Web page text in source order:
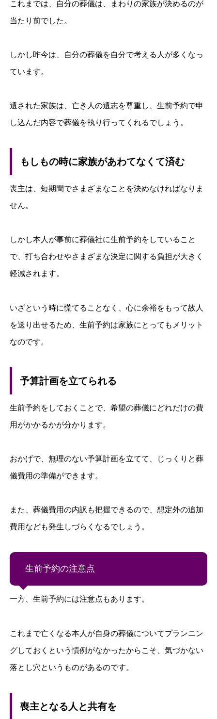
これまでは、自分の葬儀は、まわりの家族が決めるのが
当たり前でした。
しかし昨今は、自分の葬儀を自分で考える人が多くなっ
ています。
遺された家族は、亡き人の遺志を尊重し、生前予約で申
し込んだ内容で葬儀を執り行ってくれるでしょう。
もしもの時に家族があわてなくて済む
喪主は、短期間でさまざまなことを決めなければなりま
せん。
しかし本人が事前に葬儀社に生前予約をしていること
で、打ち合わせやさまざまな決定に関する負担が大きく
軽減されます。
いざという時に慌てることなく、心に余裕をもって故人
を送り出せるため、生前予約は家族にとってもメリット
なのです。
予算計画を立てられる
生前予約をしておくことで、希望の葬儀にどれだけの費
用がかかるかが分かります。
おかげで、無理のない予算計画を立てて、じっくりと葬
儀費用の準備ができます。
また、葬儀費用の内訳も把握できるので、想定外の追加
費用なども発生しづらくなるでしょう。
生前予約の注意点
一方、生前予約には注意点もあります。
これまで亡くなる本人が自身の葬儀についてプランニン
グしておくという慣例がなかったからこそ、気づかない
落とし穴というものがあるのです。
喪主となる人と共有を